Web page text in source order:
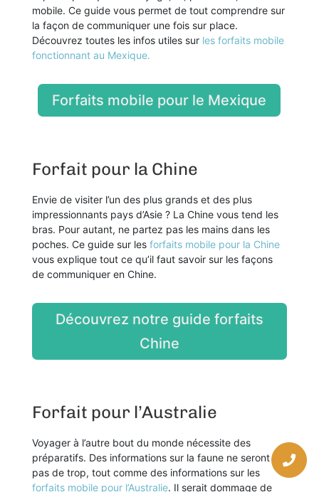
mobile. Ce guide vous permet de tout comprendre sur
la façon de communiquer une fois sur place.
Découvrez toutes les infos utiles sur les forfaits mobile
fonctionnant au Mexique.
Forfaits mobile pour le Mexique
Forfait pour la Chine
Envie de visiter l’un des plus grands et des plus
impressionnants pays d’Asie ? La Chine vous tend les
bras. Pour autant, ne partez pas les mains dans les
poches. Ce guide sur lesforfaits mobile pour la Chine
vous explique tout ce qu’il faut savoir sur les façons
de communiquer en Chine.
Découvrez notre guide forfaits
Chine
Forfait pour l’Australie
Voyager à l’autre bout du monde nécessite des
préparatifs. Des informations sur la faune ne seront
pas de trop, tout comme des informations sur les
forfaits mobile pour l’Australie. Il serait dommage de